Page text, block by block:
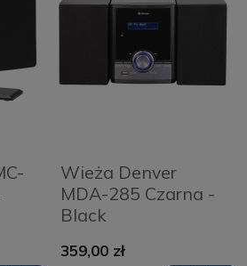
Wieża Denver
MDA-285 Czarna -
Black
359,00 zł